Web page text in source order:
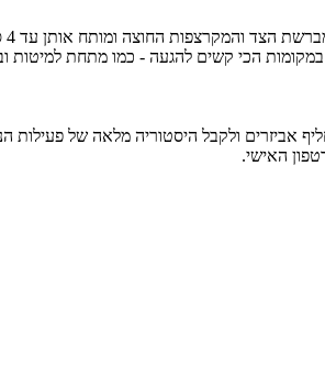
הכי קשים להגעה - כמו מתחת למיטות
אביזרים ולקבל היסטוריה מלאה של פעילות
האישי.